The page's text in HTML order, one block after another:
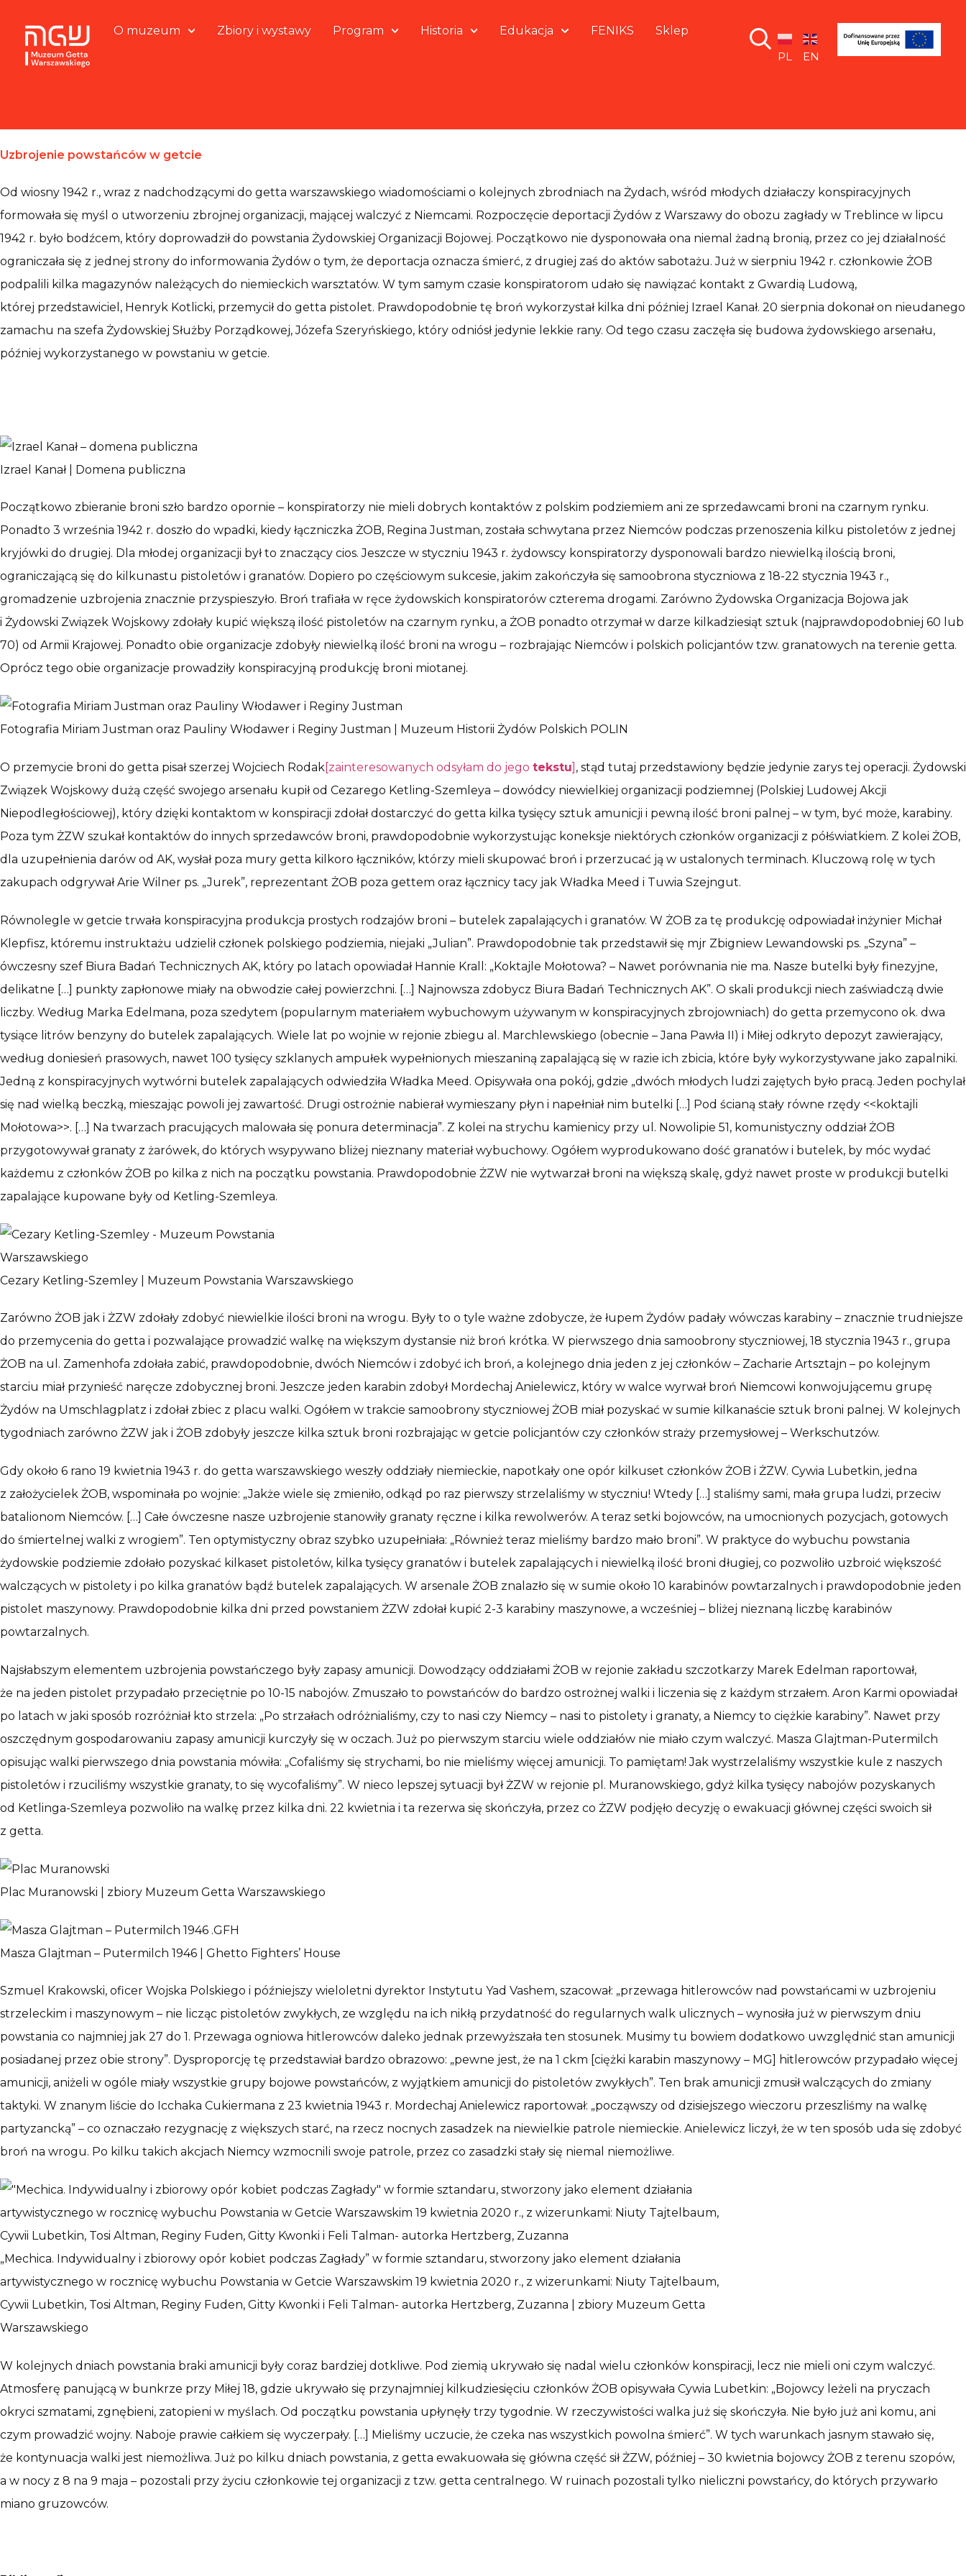
O muzeum Zbiory i wystawy Program Historia Edukacja FENIKS
Sklep
PL
EN
Uzbrojenie powstańców w getcie
Od wiosny 1942 r., wraz z nadchodzącymi do getta warszawskiego wiadomościami o kolejnych zbrodniach na Żydach, wśród młodych działaczy konspiracyjnych
formowała się myśl o utworzeniu zbrojnej organizacji, mającej walczyć z Niemcami. Rozpoczęcie deportacji Żydów z Warszawy do obozu zagłady w Treblince w lipcu
1942 r. było bodźcem, który doprowadził do powstania Żydowskiej Organizacji Bojowej. Początkowo nie dysponowała ona niemal żadną bronią, przez co jej działalność
ograniczała się z jednej strony do informowania Żydów o tym, że deportacja oznacza śmierć, z drugiej zaś do aktów sabotażu. Już w sierpniu 1942 r. członkowie ŻOB
podpalili kilka magazynów należących do niemieckich warsztatów. W tym samym czasie konspiratorom udało się nawiązać kontakt z Gwardią Ludową,
której przedstawiciel, Henryk Kotlicki, przemycił do getta pistolet. Prawdopodobnie tę broń wykorzystał kilka dni później Izrael Kanał. 20 sierpnia dokonał on nieudanego
zamachu na szefa Żydowskiej Służby Porządkowej, Józefa Szeryńskiego, który odniósł jedynie lekkie rany. Od tego czasu zaczęła się budowa żydowskiego arsenału,
później wykorzystanego w powstaniu w getcie.
Izrael Kanał | Domena publiczna
Początkowo zbieranie broni szło bardzo opornie – konspiratorzy nie mieli dobrych kontaktów z polskim podziemiem ani ze sprzedawcami broni na czarnym rynku.
Ponadto 3 września 1942 r. doszło do wpadki, kiedy łączniczka ŻOB, Regina Justman, została schwytana przez Niemców podczas przenoszenia kilku pistoletów z jednej
kryjówki do drugiej. Dla młodej organizacji był to znaczący cios. Jeszcze w styczniu 1943 r. żydowscy konspiratorzy dysponowali bardzo niewielką ilością broni,
ograniczającą się do kilkunastu pistoletów i granatów. Dopiero po częściowym sukcesie, jakim zakończyła się samoobrona styczniowa z 18-22 stycznia 1943 r.,
gromadzenie uzbrojenia znacznie przyspieszyło. Broń trafiała w ręce żydowskich konspiratorów czterema drogami. Zarówno Żydowska Organizacja Bojowa jak
i Żydowski Związek Wojskowy zdołały kupić większą ilość pistoletów na czarnym rynku, a ŻOB ponadto otrzymał w darze kilkadziesiąt sztuk (najprawdopodobniej 60 lub
70) od Armii Krajowej. Ponadto obie organizacje zdobyły niewielką ilość broni na wrogu – rozbrajając Niemców i polskich policjantów tzw. granatowych na terenie getta.
Oprócz tego obie organizacje prowadziły konspiracyjną produkcję broni miotanej.
Fotografia Miriam Justman oraz Pauliny Włodawer i Reginy Justman | Muzeum Historii Żydów Polskich POLIN
O przemycie broni do getta pisał szerzej Wojciech Rodak[zainteresowanych odsyłam do jego tekstu] , stąd tutaj przedstawiony będzie jedynie zarys tej operacji. Żydowski
Związek Wojskowy dużą część swojego arsenału kupił od Cezarego Ketling-Szemleya – dowódcy niewielkiej organizacji podziemnej (Polskiej Ludowej Akcji
Niepodległościowej), który dzięki kontaktom w konspiracji zdołał dostarczyć do getta kilka tysięcy sztuk amunicji i pewną ilość broni palnej – w tym, być może, karabiny.
Poza tym ŻZW szukał kontaktów do innych sprzedawców broni, prawdopodobnie wykorzystując koneksje niektórych członków organizacji z półświatkiem. Z kolei ŻOB,
dla uzupełnienia darów od AK, wysłał poza mury getta kilkoro łączników, którzy mieli skupować broń i przerzucać ją w ustalonych terminach. Kluczową rolę w tych
zakupach odgrywał Arie Wilner ps. „Jurek”, reprezentant ŻOB poza gettem oraz łącznicy tacy jak Władka Meed i Tuwia Szejngut.
Równolegle w getcie trwała konspiracyjna produkcja prostych rodzajów broni – butelek zapalających i granatów. W ŻOB za tę produkcję odpowiadał inżynier Michał
Klepfisz, któremu instruktażu udzielił członek polskiego podziemia, niejaki „Julian”. Prawdopodobnie tak przedstawił się mjr Zbigniew Lewandowski ps. „Szyna” –
ówczesny szef Biura Badań Technicznych AK, który po latach opowiadał Hannie Krall: „Koktajle Mołotowa? – Nawet porównania nie ma. Nasze butelki były finezyjne,
delikatne […] punkty zapłonowe miały na obwodzie całej powierzchni. […] Najnowsza zdobycz Biura Badań Technicznych AK”. O skali produkcji niech zaświadczą dwie
liczby. Według Marka Edelmana, poza szedytem (popularnym materiałem wybuchowym używanym w konspiracyjnych zbrojowniach) do getta przemycono ok. dwa
tysiące litrów benzyny do butelek zapalających. Wiele lat po wojnie w rejonie zbiegu al. Marchlewskiego (obecnie – Jana Pawła II) i Miłej odkryto depozyt zawierający,
według doniesień prasowych, nawet 100 tysięcy szklanych ampułek wypełnionych mieszaniną zapalającą się w razie ich zbicia, które były wykorzystywane jako zapalniki.
Jedną z konspiracyjnych wytwórni butelek zapalających odwiedziła Władka Meed. Opisywała ona pokój, gdzie „dwóch młodych ludzi zajętych było pracą. Jeden pochylał
się nad wielką beczką, mieszając powoli jej zawartość. Drugi ostrożnie nabierał wymieszany płyn i napełniał nim butelki […] Pod ścianą stały równe rzędy <<koktajli
Mołotowa>>. […] Na twarzach pracujących malowała się ponura determinacja”. Z kolei na strychu kamienicy przy ul. Nowolipie 51, komunistyczny oddział ŻOB
przygotowywał granaty z żarówek, do których wsypywano bliżej nieznany materiał wybuchowy. Ogółem wyprodukowano dość granatów i butelek, by móc wydać
każdemu z członków ŻOB po kilka z nich na początku powstania. Prawdopodobnie ŻZW nie wytwarzał broni na większą skalę, gdyż nawet proste w produkcji butelki
zapalające kupowane były od Ketling-Szemleya.
Cezary Ketling-Szemley | Muzeum Powstania Warszawskiego
Zarówno ŻOB jak i ŻZW zdołały zdobyć niewielkie ilości broni na wrogu. Były to o tyle ważne zdobycze, że łupem Żydów padały wówczas karabiny – znacznie trudniejsze
do przemycenia do getta i pozwalające prowadzić walkę na większym dystansie niż broń krótka. W pierwszego dnia samoobrony styczniowej, 18 stycznia 1943 r., grupa
ŻOB na ul. Zamenhofa zdołała zabić, prawdopodobnie, dwóch Niemców i zdobyć ich broń, a kolejnego dnia jeden z jej członków – Zacharie Artsztajn – po kolejnym
starciu miał przynieść naręcze zdobycznej broni. Jeszcze jeden karabin zdobył Mordechaj Anielewicz, który w walce wyrwał broń Niemcowi konwojującemu grupę
Żydów na Umschlagplatz i zdołał zbiec z placu walki. Ogółem w trakcie samoobrony styczniowej ŻOB miał pozyskać w sumie kilkanaście sztuk broni palnej. W kolejnych
tygodniach zarówno ŻZW jak i ŻOB zdobyły jeszcze kilka sztuk broni rozbrajając w getcie policjantów czy członków straży przemysłowej – Werkschutzów.
Gdy około 6 rano 19 kwietnia 1943 r. do getta warszawskiego weszły oddziały niemieckie, napotkały one opór kilkuset członków ŻOB i ŻZW. Cywia Lubetkin, jedna
z założycielek ŻOB, wspominała po wojnie: „Jakże wiele się zmieniło, odkąd po raz pierwszy strzelaliśmy w styczniu! Wtedy […] staliśmy sami, mała grupa ludzi, przeciw
batalionom Niemców. […] Całe ówczesne nasze uzbrojenie stanowiły granaty ręczne i kilka rewolwerów. A teraz setki bojowców, na umocnionych pozycjach, gotowych
do śmiertelnej walki z wrogiem”. Ten optymistyczny obraz szybko uzupełniała: „Również teraz mieliśmy bardzo mało broni”. W praktyce do wybuchu powstania
żydowskie podziemie zdołało pozyskać kilkaset pistoletów, kilka tysięcy granatów i butelek zapalających i niewielką ilość broni długiej, co pozwoliło uzbroić większość
walczących w pistolety i po kilka granatów bądź butelek zapalających. W arsenale ŻOB znalazło się w sumie około 10 karabinów powtarzalnych i prawdopodobnie jeden
pistolet maszynowy. Prawdopodobnie kilka dni przed powstaniem ŻZW zdołał kupić 2-3 karabiny maszynowe, a wcześniej – bliżej nieznaną liczbę karabinów
powtarzalnych.
Najsłabszym elementem uzbrojenia powstańczego były zapasy amunicji. Dowodzący oddziałami ŻOB w rejonie zakładu szczotkarzy Marek Edelman raportował,
że na jeden pistolet przypadało przeciętnie po 10-15 nabojów. Zmuszało to powstańców do bardzo ostrożnej walki i liczenia się z każdym strzałem. Aron Karmi opowiadał
po latach w jaki sposób rozróżniał kto strzela: „Po strzałach odróżnialiśmy, czy to nasi czy Niemcy – nasi to pistolety i granaty, a Niemcy to ciężkie karabiny”. Nawet przy
oszczędnym gospodarowaniu zapasy amunicji kurczyły się w oczach. Już po pierwszym starciu wiele oddziałów nie miało czym walczyć. Masza Glajtman-Putermilch
opisując walki pierwszego dnia powstania mówiła: „Cofaliśmy się strychami, bo nie mieliśmy więcej amunicji. To pamiętam! Jak wystrzelaliśmy wszystkie kule z naszych
pistoletów i rzuciliśmy wszystkie granaty, to się wycofaliśmy”. W nieco lepszej sytuacji był ŻZW w rejonie pl. Muranowskiego, gdyż kilka tysięcy nabojów pozyskanych
od Ketlinga-Szemleya pozwoliło na walkę przez kilka dni. 22 kwietnia i ta rezerwa się skończyła, przez co ŻZW podjęło decyzję o ewakuacji głównej części swoich sił
z getta.
Plac Muranowski | zbiory Muzeum Getta Warszawskiego
Masza Glajtman – Putermilch 1946 | Ghetto Fighters’ House
Szmuel Krakowski, oficer Wojska Polskiego i późniejszy wieloletni dyrektor Instytutu Yad Vashem, szacował: „przewaga hitlerowców nad powstańcami w uzbrojeniu
strzeleckim i maszynowym – nie licząc pistoletów zwykłych, ze względu na ich nikłą przydatność do regularnych walk ulicznych – wynosiła już w pierwszym dniu
powstania co najmniej jak 27 do 1. Przewaga ogniowa hitlerowców daleko jednak przewyższała ten stosunek. Musimy tu bowiem dodatkowo uwzględnić stan amunicji
posiadanej przez obie strony”. Dysproporcję tę przedstawiał bardzo obrazowo: „pewne jest, że na 1 ckm [ciężki karabin maszynowy – MG] hitlerowców przypadało więcej
amunicji, aniżeli w ogóle miały wszystkie grupy bojowe powstańców, z wyjątkiem amunicji do pistoletów zwykłych”. Ten brak amunicji zmusił walczących do zmiany
taktyki. W znanym liście do Icchaka Cukiermana z 23 kwietnia 1943 r. Mordechaj Anielewicz raportował: „począwszy od dzisiejszego wieczoru przeszliśmy na walkę
partyzancką” – co oznaczało rezygnację z większych starć, na rzecz nocnych zasadzek na niewielkie patrole niemieckie. Anielewicz liczył, że w ten sposób uda się zdobyć
broń na wrogu. Po kilku takich akcjach Niemcy wzmocnili swoje patrole, przez co zasadzki stały się niemal niemożliwe.
„Mechica. Indywidualny i zbiorowy opór kobiet podczas Zagłady” w formie sztandaru, stworzony jako element działania
artywistycznego w rocznicę wybuchu Powstania w Getcie Warszawskim 19 kwietnia 2020 r., z wizerunkami: Niuty Tajtelbaum,
Cywii Lubetkin, Tosi Altman, Reginy Fuden, Gitty Kwonki i Feli Talman- autorka Hertzberg, Zuzanna | zbiory Muzeum Getta
Warszawskiego
W kolejnych dniach powstania braki amunicji były coraz bardziej dotkliwe. Pod ziemią ukrywało się nadal wielu członków konspiracji, lecz nie mieli oni czym walczyć.
Atmosferę panującą w bunkrze przy Miłej 18, gdzie ukrywało się przynajmniej kilkudziesięciu członków ŻOB opisywała Cywia Lubetkin: „Bojowcy leżeli na pryczach
okryci szmatami, zgnębieni, zatopieni w myślach. Od początku powstania upłynęły trzy tygodnie. W rzeczywistości walka już się skończyła. Nie było już ani komu, ani
czym prowadzić wojny. Naboje prawie całkiem się wyczerpały. […] Mieliśmy uczucie, że czeka nas wszystkich powolna śmierć”. W tych warunkach jasnym stawało się,
że kontynuacja walki jest niemożliwa. Już po kilku dniach powstania, z getta ewakuowała się główna część sił ŻZW, później – 30 kwietnia bojowcy ŻOB z terenu szopów,
a w nocy z 8 na 9 maja – pozostali przy życiu członkowie tej organizacji z tzw. getta centralnego. W ruinach pozostali tylko nieliczni powstańcy, do których przywarło
miano gruzowców.